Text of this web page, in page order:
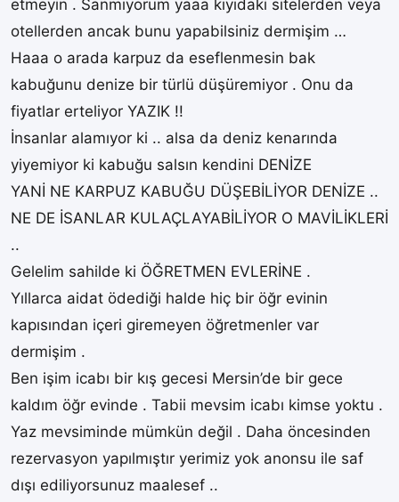
etmeyin . Sanmıyorum yaaa kıyıdaki sitelerden veya
otellerden ancak bunu yapabilsiniz dermişim …
Haaa o arada karpuz da eseflenmesin bak
kabuğunu denize bir türlü düşüremiyor . Onu da
fiyatlar erteliyor YAZIK !!
İnsanlar alamıyor ki .. alsa da deniz kenarında
yiyemiyor ki kabuğu salsın kendini DENİZE
YANİ NE KARPUZ KABUĞU DÜŞEBİLİYOR DENİZE ..
NE DE İSANLAR KULAÇLAYABİLİYOR O MAVİLİKLERİ
..
Gelelim sahilde ki ÖĞRETMEN EVLERİNE .
Yıllarca aidat ödediği halde hiç bir öğr evinin
kapısından içeri giremeyen öğretmenler var
dermişim .
Ben işim icabı bir kış gecesi Mersin’de bir gece
kaldım öğr evinde . Tabii mevsim icabı kimse yoktu .
Yaz mevsiminde mümkün değil . Daha öncesinden
rezervasyon yapılmıştır yerimiz yok anonsu ile saf
dışı ediliyorsunuz maalesef ..